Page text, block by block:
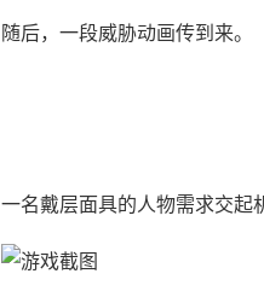
随后，一段威胁动画传到来。
一名戴层面具的人物需求交起